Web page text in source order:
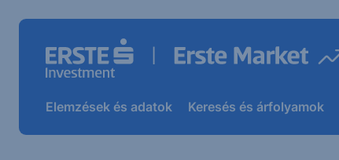
Elemzések és adatok Keresés és árfolyamok